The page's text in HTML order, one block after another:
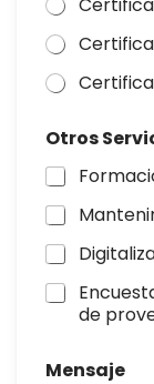
Otros
de
Mensaje